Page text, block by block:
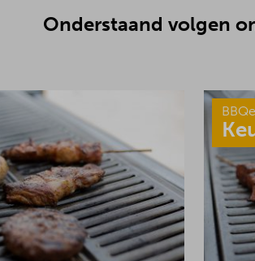
Onderstaand volgen